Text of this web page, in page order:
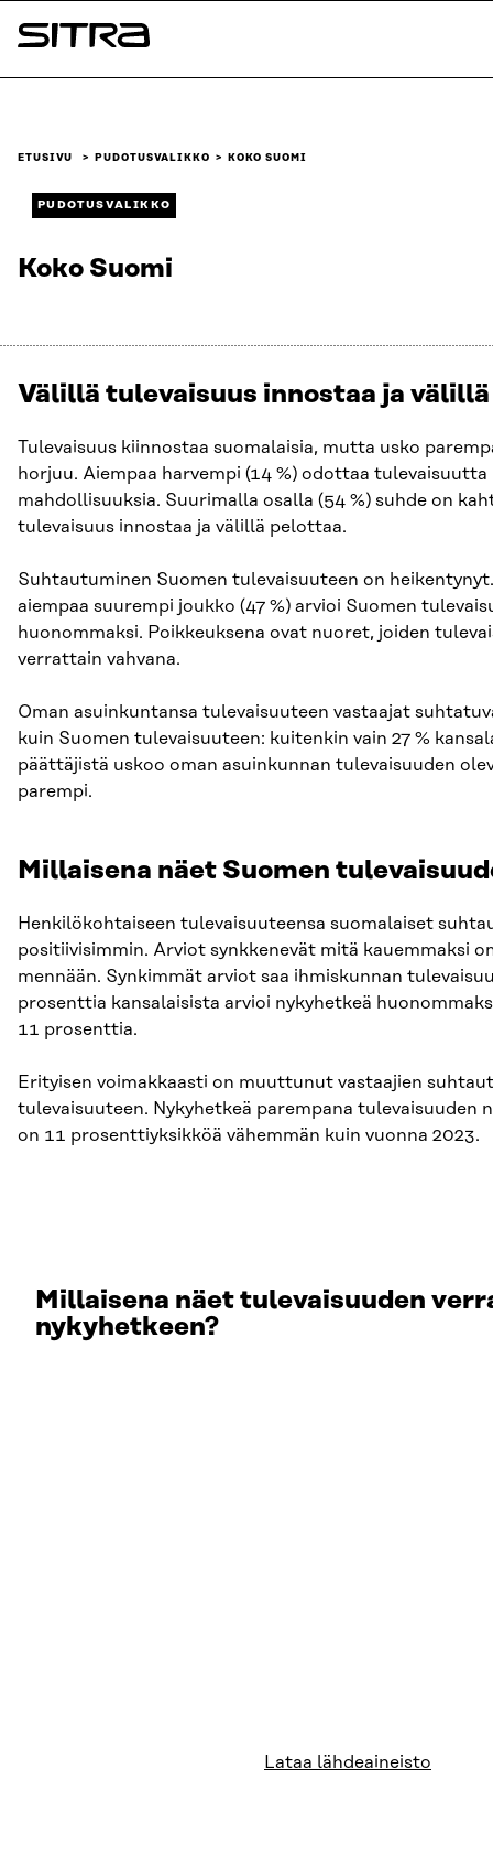
Siirry
suoraan
Sitra
ETUSIVU PUDOTUSVALIKKO KOKO SUOMI
PUDOTUSVALIKKO
Koko Suomi
Välillä tulevaisuus innostaa ja
Tulevaisuus kiinnostaa suomalaisia, mutta usko
horjuu. Aiempaa harvempi (14 %) odottaa
mahdollisuuksia. Suurimalla osalla (54 %) suhde on
tulevaisuus innostaa ja välillä pelottaa.
Suhtautuminen Suomen tulevaisuuteen on
aiempaa suurempi joukko (47 %) arvioi Suomen
huonommaksi. Poikkeuksena ovat nuoret, joiden
verrattain vahvana.
Oman asuinkuntansa tulevaisuuteen vastaajat
kuin Suomen tulevaisuuteen: kuitenkin vain 27 %
päättäjistä uskoo oman asuinkunnan tulevaisuuden
parempi.
Millaisena näet Suomen
Henkilökohtaiseen tulevaisuuteensa suomalaiset
positiivisimmin. Arviot synkkenevät mitä kauemmaksi
mennään. Synkimmät arviot saa ihmiskunnan
prosenttia kansalaisista arvioi nykyhetkeä
11 prosenttia.
Erityisen voimakkaasti on muuttunut vastaajien
tulevaisuuteen. Nykyhetkeä parempana tulevaisuuden
on 11 prosenttiyksikköä vähemmän kuin vuonna 2023.
Millaisena näet tulevaisuuden
nykyhetkeen?
Lataa lähdeaineisto